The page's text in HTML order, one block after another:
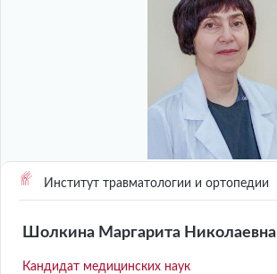
Институт травматологии и ортопедии
Шолкина Маргарита Николаевна
Кандидат медицинских наук